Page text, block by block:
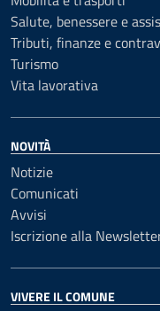
Salute, benessere e
Tributi, finanze e
Turismo
Vita lavorativa
NOVITÀ
Notizie
Comunicati
Avvisi
Iscrizione alla
VIVERE IL COMUNE